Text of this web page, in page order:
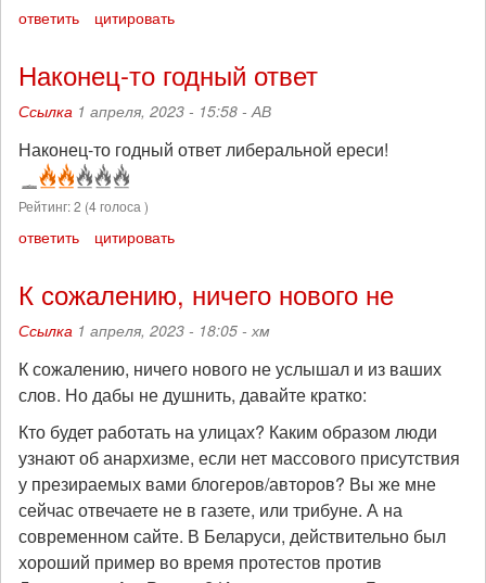
ответить цитировать
Наконец-то годный ответ
Ссылка 1 апреля, 2023 - 15:58 -АВ
Наконец-то годный ответ либеральной ереси!
Рейтинг:2 (4голоса )
ответить цитировать
К сожалению, ничего нового не
Ссылка 1 апреля, 2023 - 18:05 - хм
К сожалению, ничего нового не услышал и из ваших
слов. Но дабы не душнить, давайте кратко:
Кто будет работать на улицах? Каким образом люди
узнают об анархизме, если нет массового присутствия
у презираемых вами блогеров/авторов? Вы же мне
сейчас отвечаете не в газете, или трибуне. А на
современном сайте. В Беларуси, действительно был
хороший пример во время протестов против